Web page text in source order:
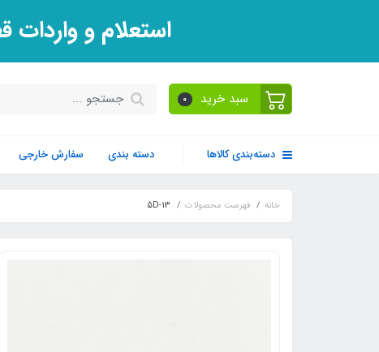
استعلام و
سبد خرید 0
دسته‌بندی کالاها دسته بندی سفارش خارجی
خانه فهرست محصولات 5D-13